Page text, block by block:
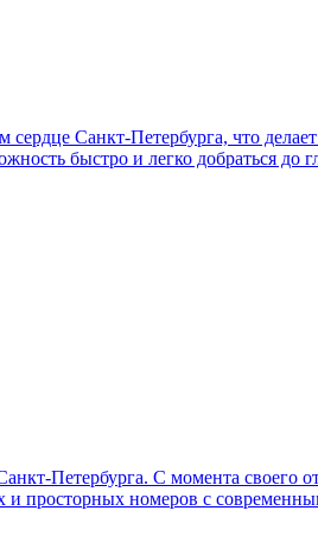
Санкт-Петербурга, что
быстро и легко добраться до
Петербурга. С момента своего
и просторных номеров с